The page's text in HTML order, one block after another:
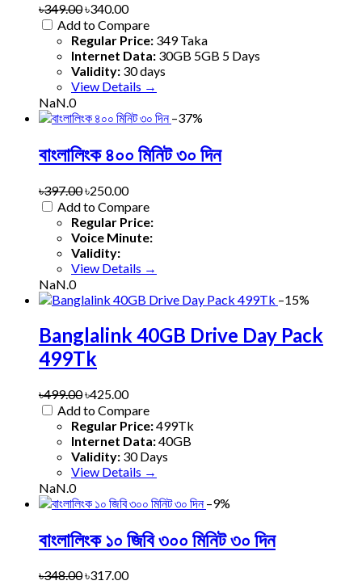
৳349.00৳340.00
Add to Compare
Regular Price: 349 Taka
Internet Data: 30GB 5GB 5 Days
Validity: 30 days
View Details →
NaN.0
–37%
বাংলালিংক ৪০০ মিনিট ৩০ দিন
৳397.00৳250.00
Add to Compare
Regular Price:
Voice Minute:
Validity:
View Details →
NaN.0
–15%
Banglalink 40GB Drive Day Pack
499Tk
৳499.00৳425.00
Add to Compare
Regular Price:499Tk
Internet Data:40GB
Validity: 30 Days
View Details →
NaN.0
–9%
বাংলালিংক ১০ জিবি ৩০০ মিনিট ৩০ দিন
৳348.00৳317.00